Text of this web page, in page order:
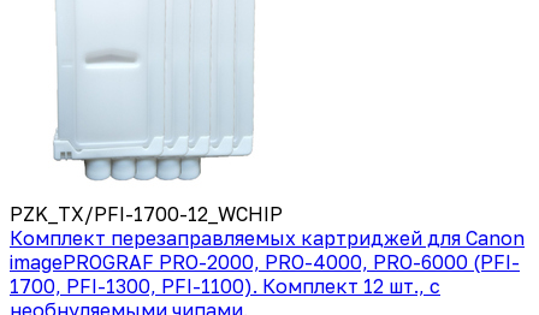
PZK_TX/PFI-1700-12_WCHIP
Комплект перезаправляемых картриджей для Canon
imagePROGRAF PRO-2000, PRO-4000, PRO-6000 (PFI-
1700, PFI-1300, PFI-1100). Комплект 12 шт., с
необнуляемыми чипами.